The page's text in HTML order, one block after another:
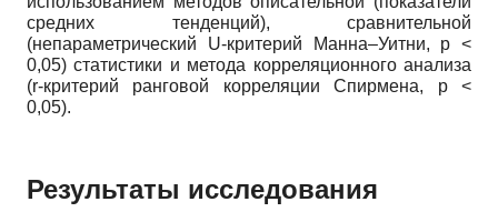
средних тенденций), сравнительной
(непараметрический U-критерий Манна–Уитни, р ˂
0,05) статистики и метода корреляционного анализа
(r-критерий ранговой корреляции Спирмена, р ˂
0,05).
Результаты исследования